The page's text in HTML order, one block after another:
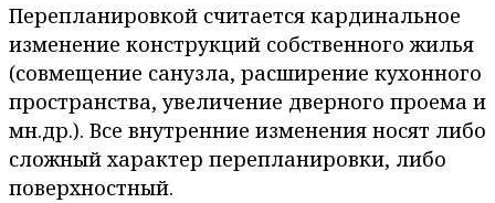
Перепланировкой считается кардинальное
изменение конструкций собственного жилья
(совмещение санузла, расширение кухонного
пространства, увеличение дверного проема и
мн.др.). Все внутренние изменения носят либо
сложный характер перепланировки, либо
поверхностный.